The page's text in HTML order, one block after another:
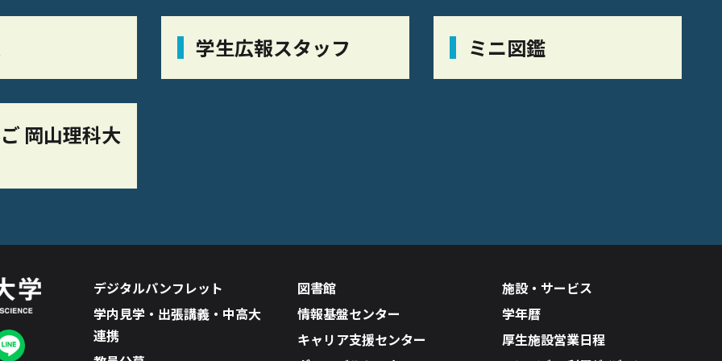
学生広報スタッフ ミニ図鑑
岡山理科大
デジタルパンフレット
学内見学・出張講義・中高大
連携
図書館
情報基盤センター
キャリア支援センター
施設・サービス
学年暦
厚生施設営業日程